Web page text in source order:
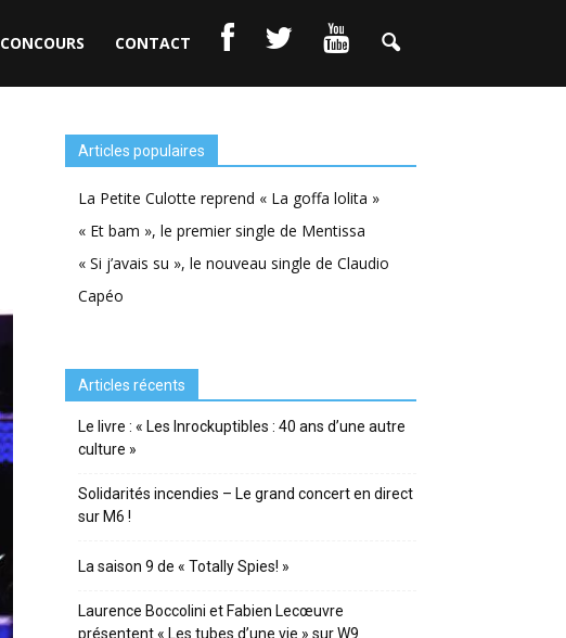
CONCOURS CONTACT
Articles populaires
La Petite Culotte reprend « La goffa lolita »
« Et bam », le premier single de Mentissa
« Si j’avais su », le nouveau single de Claudio
Capéo
Articles récents
Le livre : « Les Inrockuptibles : 40 ans d’une autre
culture »
Solidarités incendies – Le grand concert en direct
sur M6 !
La saison 9 de « Totally Spies! »
Laurence Boccolini et Fabien Lecœuvre
présentent « Les tubes d’une vie » sur W9